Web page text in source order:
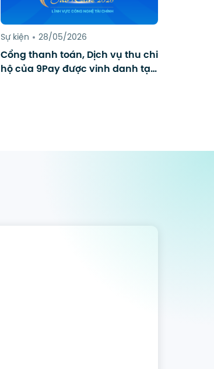
Sự kiện 28/05/2026
Cổng thanh toán, Dịch vụ thu chi
hộ của 9Pay được vinh danh tại